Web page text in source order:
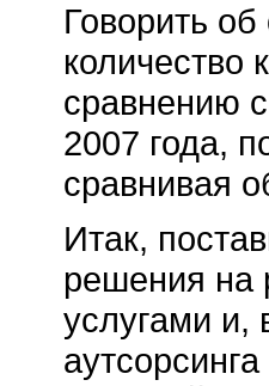
Говорить
количество
сравнению
2007 года,
сравнивая
Итак,
решения на
услугами и,